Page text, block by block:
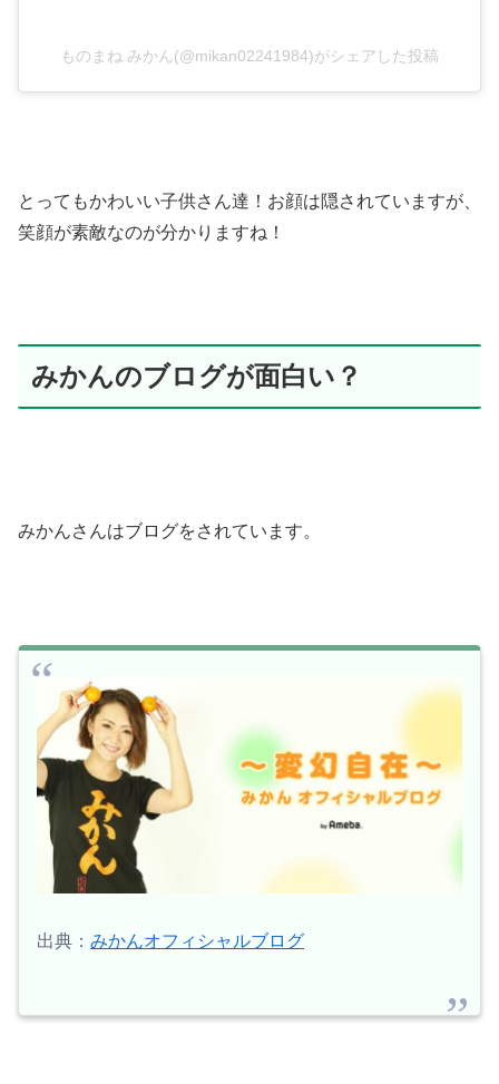
ものまね みかん(@mikan02241984)がシェアした投稿
とってもかわいい子供さん達！お顔は隠されていますが、
笑顔が素敵なのが分かりますね！
みかんのブログが面白い？
みかんさんはブログをされています。
出典： みかんオフィシャルブログ